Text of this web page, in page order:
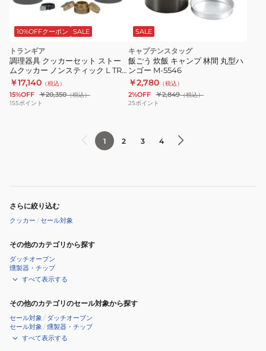
O-
1-
HSV
10%OFFクーポン SALE
トランギア
調理器具 クッカーセット ストー
ムクッカー ノンスティック L TR-
25-5UL アウトドア キャンプ
￥17,140 （税込）
15%OFF ￥20,350（税込）
155ポイント
SALE
キャプテンスタッグ
飯ごう 炊飯 キャンプ 林間 丸型ハ
ンゴー M-5546
￥2,780 （税込）
2%OFF ￥2,849（税込）
25ポイント
1 2 3 4
さらに絞り込む
クッカー /セール対象
その他のカテゴリから探す
ダッチオーブン
燻製器・チップ
すべて表示する
その他のカテゴリのセール対象から探す
セール対象 / ダッチオーブン
セール対象 /燻製器・チップ
すべて表示する